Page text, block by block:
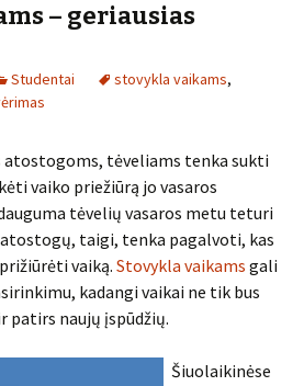
– geriausias
Studentai stovykla vaikams,
atostogoms, tėveliams tenka sukti
vaiko priežiūrą jo vasaros
tėvelių vasaros metu teturi
taigi, tenka pagalvoti, kas
vaiką. Stovykla vaikams gali
kadangi vaikai ne tik bus
patirs naujų įspūdžių.
Šiuolaikinėse